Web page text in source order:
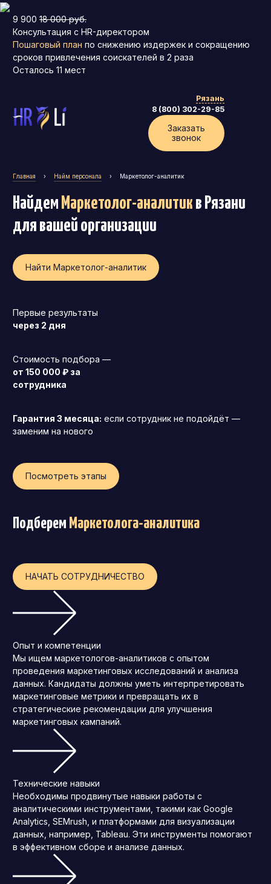
9 900 18 000 руб.
Консультация с HR-директором
Пошаговый план по снижению издержек и сокращению
сроков привлечения соискателей в 2 раза
Осталось 11 мест
Рязань
8 (800) 302-29-85
Заказать
звонок
Коммерческий директор
Директор по персоналу (HR-директор)
Директор по стратегическому развитию
Финансовый директор (CFO)
Технический директор (CTO)
Мировой HR
Франшиза
Главная › Найм персонала › Маркетолог-аналитик
Найдем Маркетолог-аналитик в Рязани
для вашей организации
Найти Маркетолог-аналитик
Первые результаты
через 2 дня
Стоимость подбора —
от 150 000 ₽ за
сотрудника
Гарантия 3 месяца: если сотрудник не подойдёт —
заменим на нового
Посмотреть этапы
Подберем Маркетолога-аналитика
НАЧАТЬ СОТРУДНИЧЕСТВО
Опыт и компетенции
Мы ищем маркетологов-аналитиков с опытом
проведения маркетинговых исследований и анализа
данных. Кандидаты должны уметь интерпретировать
маркетинговые метрики и превращать их в
стратегические рекомендации для улучшения
маркетинговых кампаний.
Технические навыки
Необходимы продвинутые навыки работы с
аналитическими инструментами, такими как Google
Analytics, SEMrush, и платформами для визуализации
данных, например, Tableau. Эти инструменты помогают
в эффективном сборе и анализе данных.